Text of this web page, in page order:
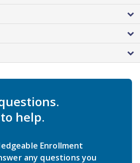
help.
Enrollment
any questions you